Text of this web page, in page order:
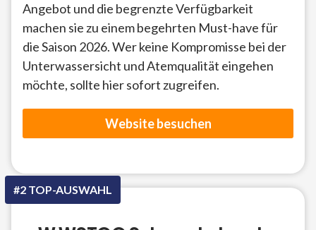
Angebot und die begrenzte Verfügbarkeit
machen sie zu einem begehrten Must-have für
die Saison 2026. Wer keine Kompromisse bei der
Unterwassersicht und Atemqualität eingehen
möchte, sollte hier sofort zugreifen.
Website besuchen
#2 TOP-AUSWAHL